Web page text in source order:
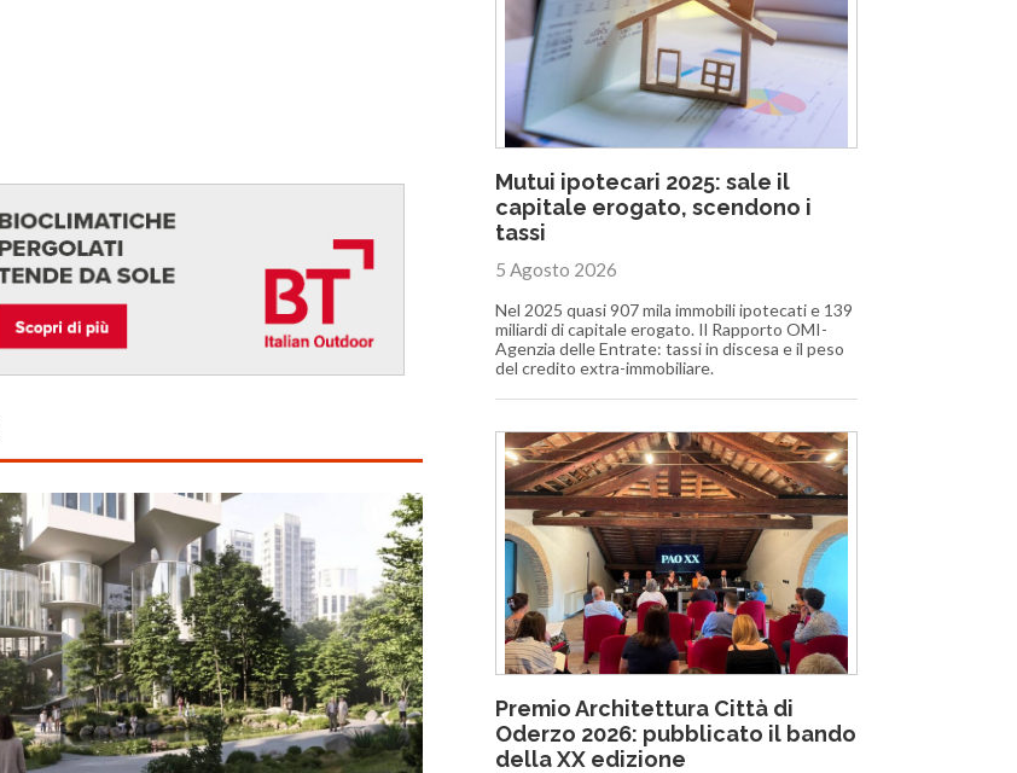
Mutui ipotecari 2025: sale il
capitale erogato, scendono i
tassi
5 Agosto 2026
Nel 2025 quasi 907 mila immobili ipotecati e 139
miliardi di capitale erogato. Il Rapporto OMI-
Agenzia delle Entrate: tassi in discesa e il peso
del credito extra-immobiliare.
Premio Architettura Città di
Oderzo 2026: pubblicato il bando
della XX edizione